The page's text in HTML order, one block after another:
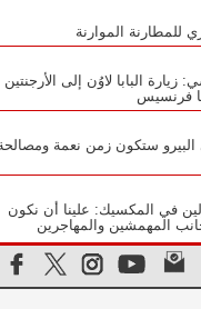
للمطارنة الموارنة
زيارة البابا لاوُن إلى الأرجنتين
فرنسيس
البيرو ستكون زمن نعمة
في المكسيك: علينا أن نكون
المهمشين والمهاجرين
عشر للشباب في أسيزي: